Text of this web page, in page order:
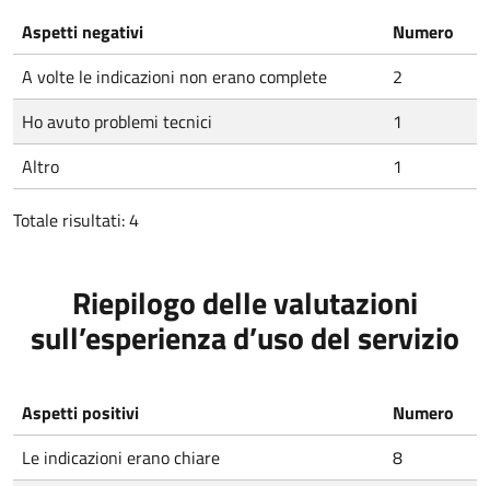
Aspetti negativi
Numero
A volte le indicazioni non erano complete
2
Ho avuto problemi tecnici
1
Altro
1
Totale risultati: 4
Riepilogo delle valutazioni
sull’esperienza d’uso del servizio
Aspetti positivi
Numero
Le indicazioni erano chiare
8